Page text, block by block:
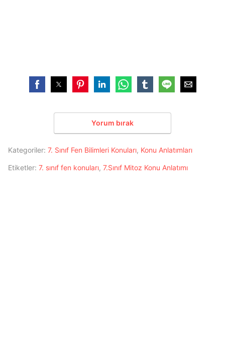
Yorum bırak
Kategoriler: 7. Sınıf Fen Bilimleri Konuları, Konu Anlatımları
Etiketler: 7. sınıf fen konuları, 7.Sınıf Mitoz Konu Anlatımı